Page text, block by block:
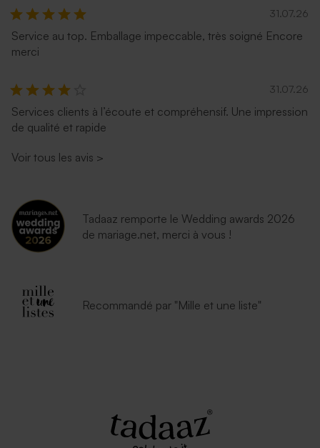
31.07.26
Service au top. Emballage impeccable, très soigné Encore
merci
31.07.26
Services clients à l’écoute et compréhensif. Une impression
de qualité et rapide
Voir tous les avis >
Tadaaz remporte le Wedding awards 2026
de mariage.net, merci à vous !
Recommandé par "Mille et une liste"